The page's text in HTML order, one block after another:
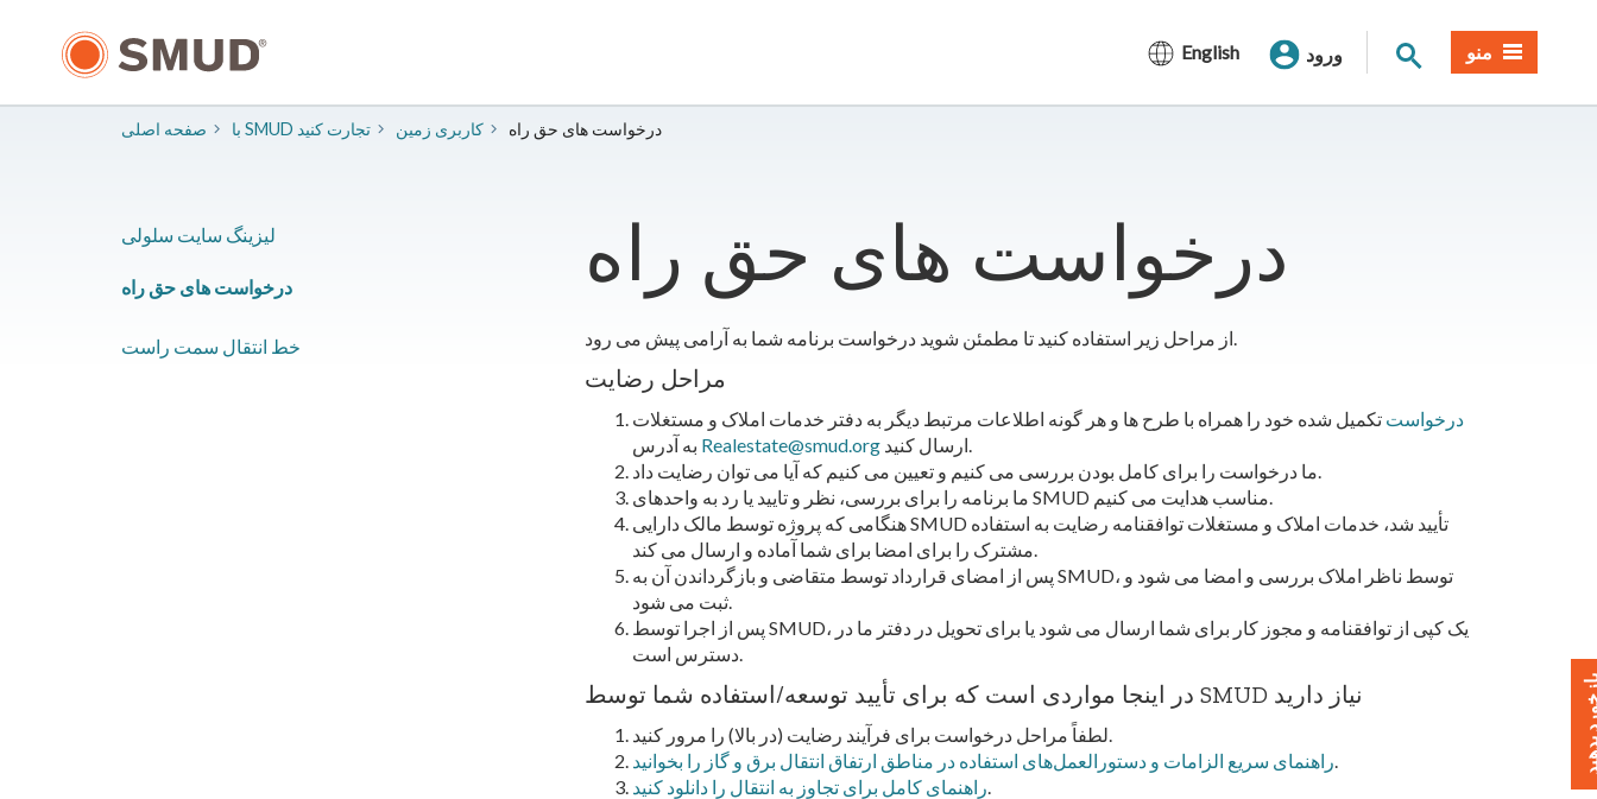
English ورود جستجوی سایت
منو
صفحه اصلی با SMUD تجارت کنید ​کاربری زمین ​​درخواست های حق راه
​​درخواست های حق راه
از مراحل زیر استفاده کنید تا مطمئن شوید درخواست برنامه شما به آرامی پیش می رود.
مراحل رضایت
درخواست تکمیل شده خود را همراه با طرح ها و هر گونه اطلاعات مرتبط دیگر به دفتر خدمات املاک و مستغلات
Realestate@smud.org
ارسال کنید.
ما درخواست را برای کامل بودن بررسی می کنیم و تعیین می کنیم که آیا می توان رضایت داد.
ما برنامه را برای بررسی، نظر و تایید یا رد به واحدهای SMUD مناسب هدایت می کنیم.
هنگامی که پروژه توسط مالک دارایی SMUD تأیید شد، خدمات املاک و مستغلات توافقنامه رضایت به استفاده
مشترک را برای امضا برای شما آماده و ارسال می کند.
پس از امضای قرارداد توسط متقاضی و بازگرداندن آن به SMUD، توسط ناظر املاک بررسی و امضا می شود و
ثبت می شود.
پس از اجرا توسط SMUD، یک کپی از توافقنامه و مجوز کار برای شما ارسال می شود یا برای تحویل در دفتر ما در
دسترس است.
در اینجا مواردی است که برای تأیید توسعه/استفاده شما توسط SMUD نیاز دارید
لطفاً مراحل درخواست برای فرآیند رضایت (در بالا) را مرور کنید.
راهنمای سریع الزامات و دستورالعمل‌های استفاده در مناطق ارتفاق انتقال برق و گاز را بخوانید.
راهنمای کامل برای تجاوز به انتقال را دانلود کنید.
​لیزینگ سایت سلولی
​​درخواست های حق راه
​خط انتقال سمت راست